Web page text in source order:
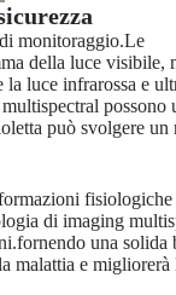
monitoraggio.Le
della luce visibile,
luce infrarossa e
possono
può svolgere un
fisiologiche
di imaging
una solida
malattia e migliorerà